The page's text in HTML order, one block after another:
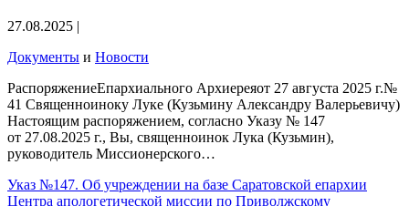
27.08.2025 |
Документы и Новости
РаспоряжениеЕпархиального Архиереяот 27 августа 2025 г.№
41 Священноиноку Луке (Кузьмину Александру Валерьевичу)
Настоящим распоряжением, согласно Указу № 147
от 27.08.2025 г., Вы, священноинок Лука (Кузьмин),
руководитель Миссионерского…
Указ №147. Об учреждении на базе Саратовской епархии
Центра апологетической миссии по Приволжскому